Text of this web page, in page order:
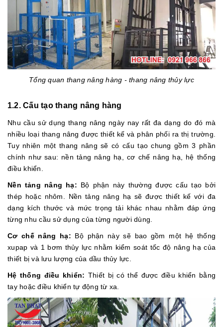
Tổng quan thang nâng hàng - thang nâng thủy lực
1.2. Cấu tạo thang nâng hàng
Nhu cầu sử dụng thang nâng ngày nay rất đa dạng do đó mà
nhiều loại thang nâng được thiết kế và phân phối ra thị trường.
Tuy nhiên một thang nâng sẽ có cấu tạo chung gồm 3 phần
chính như sau: nền tảng nâng hạ, cơ chế nâng hạ, hệ thống
điều khiển.
Nền tảng nâng hạ: Bộ phận này thường được cấu tạo bởi
thép hoặc nhôm. Nền tảng nâng hạ sẽ được thiết kế với đa
dạng kích thước và mức trọng tải khác nhau nhằm đáp ứng
từng nhu cầu sử dụng của từng người dùng.
Cơ chế nâng hạ: Bộ phận này sẽ bao gồm một hệ thống
xupap và 1 bơm thủy lực nhằm kiểm soát tốc độ nâng hạ của
thiết bị và lưu lượng của dầu thủy lực.
Hệ thống điều khiển: Thiết bị có thể được điều khiển bằng
tay hoặc điều khiển tự động từ xa.